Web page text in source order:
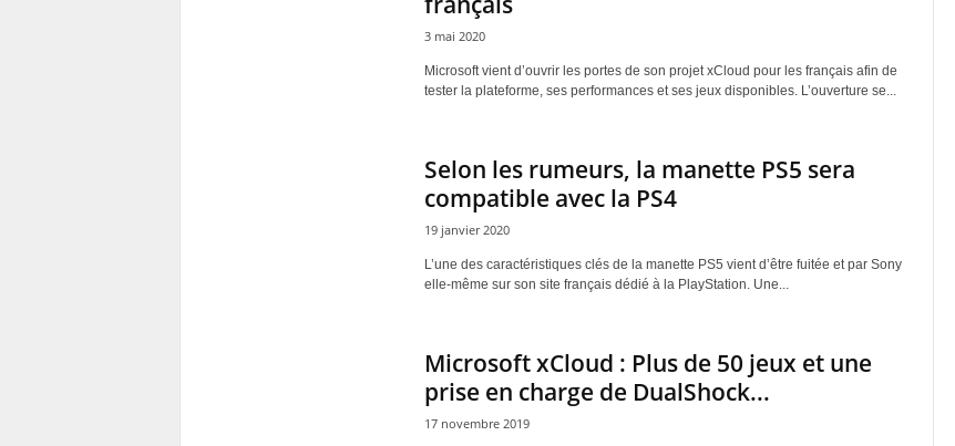
3 mai 2020
Microsoft vient d’ouvrir les portes de son projet xCloud pour les français afin de
tester la plateforme, ses performances et ses jeux disponibles. L’ouverture se...
Selon les rumeurs, la manette PS5 sera
compatible avec la PS4
19 janvier 2020
L’une des caractéristiques clés de la manette PS5 vient d’être fuitée et par Sony
elle-même sur son site français dédié à la PlayStation. Une...
Microsoft xCloud : Plus de 50 jeux et une
prise en charge de DualShock...
17 novembre 2019